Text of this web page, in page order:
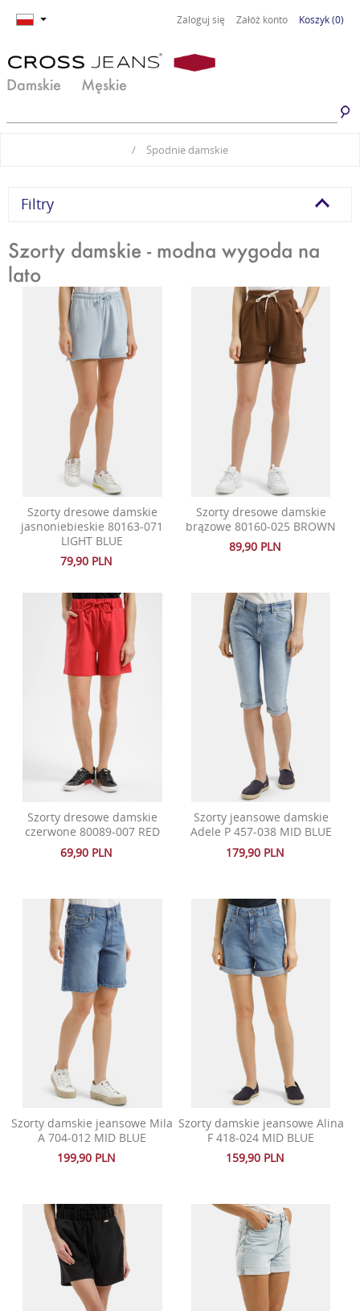
Zaloguj się Załóż konto Koszyk(0)
Damskie Męskie
Jeansy damskie
Odzież damska
Basic damski
Komplety damskie
Jeansy męskie
Odzież męska
Basic męski
Premium Line
/ Spodnie damskie
Filtry
Szorty damskie - modna wygoda na
lato
Szorty dresowe damskie
jasnoniebieskie 80163-071
LIGHT BLUE
79,90 PLN
Szorty dresowe damskie
brązowe 80160-025 BROWN
89,90 PLN
Szorty dresowe damskie
czerwone 80089-007 RED
69,90 PLN
Szorty jeansowe damskie
Adele P 457-038 MID BLUE
179,90 PLN
Szorty damskie jeansowe Mila
A 704-012 MID BLUE
199,90 PLN
Szorty damskie jeansowe Alina
F 418-024 MID BLUE
159,90 PLN